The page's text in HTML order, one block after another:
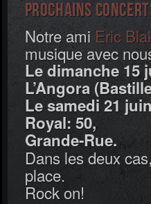
Prochains
Notre ami Eric
musique avec
Le dimanche 15
L’Angora
Le samedi 21
Royal: 50,
Grande-Rue.
Dans les deux
place.
Rock on!